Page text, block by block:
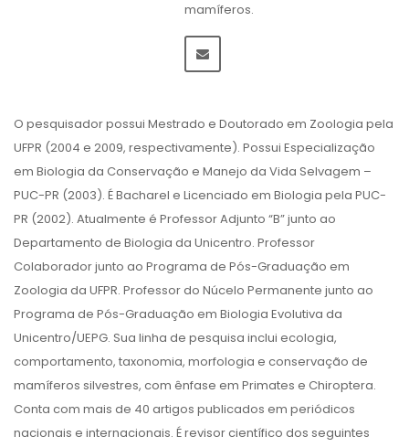
mamíferos.
O pesquisador possui Mestrado e Doutorado em Zoologia pela
UFPR (2004 e 2009, respectivamente). Possui Especialização
em Biologia da Conservação e Manejo da Vida Selvagem –
PUC-PR (2003). É Bacharel e Licenciado em Biologia pela PUC-
PR (2002). Atualmente é Professor Adjunto “B” junto ao
Departamento de Biologia da Unicentro. Professor
Colaborador junto ao Programa de Pós-Graduação em
Zoologia da UFPR. Professor do Núcelo Permanente junto ao
Programa de Pós-Graduação em Biologia Evolutiva da
Unicentro/UEPG. Sua linha de pesquisa inclui ecologia,
comportamento, taxonomia, morfologia e conservação de
mamíferos silvestres, com ênfase em Primates e Chiroptera.
Conta com mais de 40 artigos publicados em periódicos
nacionais e internacionais. É revisor científico dos seguintes